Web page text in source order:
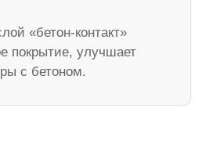
«бетон-контакт»
покрытие, улучшает
с бетоном.